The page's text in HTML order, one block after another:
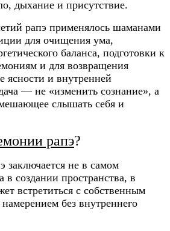
дыхание и присутствие.
рапэ применялось шаманами
для очищения ума,
баланса, подготовки к
и для возвращения
ясности и внутренней
— не «изменить сознание», а
слышать себя и
рапэ?
заключается не в самом
создании пространства, в
встретиться с собственным
без внутреннего